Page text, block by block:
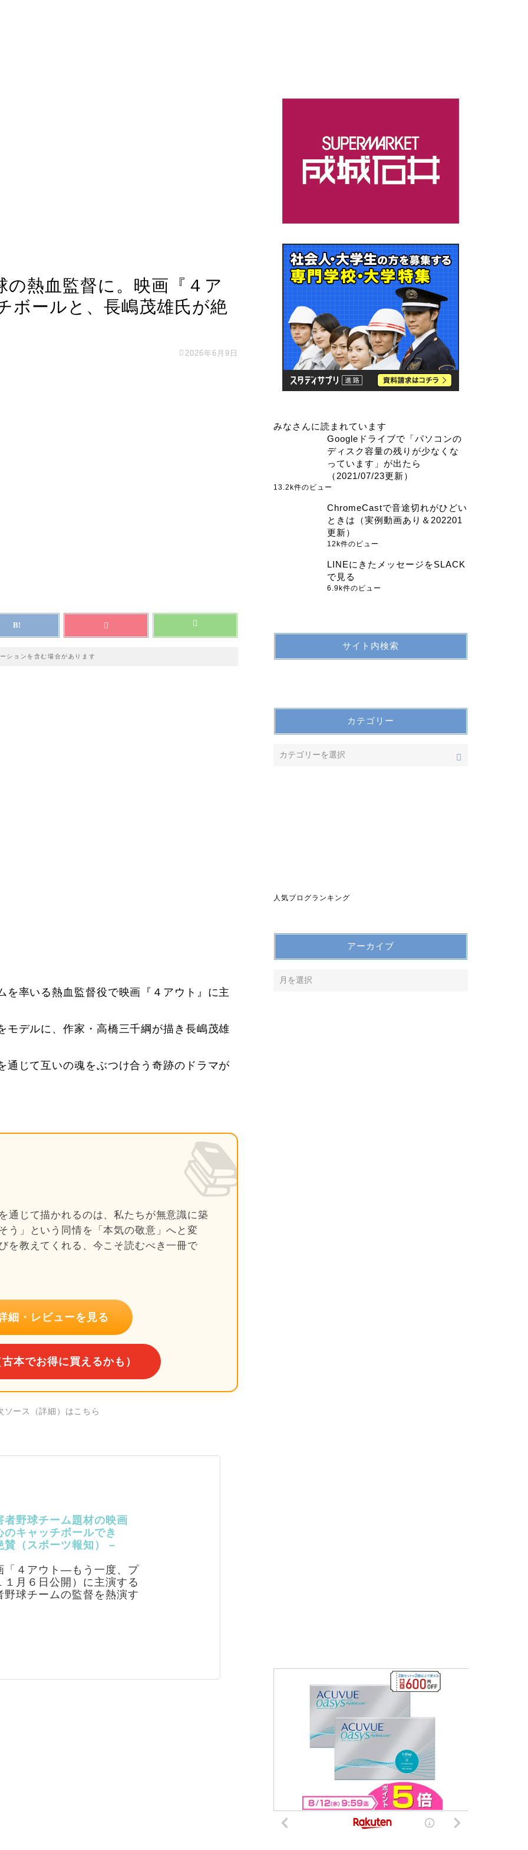
熱血監督に。映画『４ア
ボールと、長嶋茂雄氏が絶
2026年6月9日
ションを含む場合があります
を率いる熱血監督役で映画『４アウト』に主
モデルに、作家・高橋三千綱が描き長嶋茂雄
通じて互いの魂をぶつけ合う奇跡のドラマが
📚
通じて描かれるのは、私たちが無意識に築
う」という同情を「本気の敬意」へと変
を教えてくれる、今こそ読むべき一冊で
細・レビューを見る
本でお得に買えるかも）
ソース（詳細）はこちら
野球チーム題材の映画
キャッチボールでき
（スポーツ報知） –
「４アウト―もう一度、プ
月６日公開）に主演する
球チームの監督を熱演す
みなさんに読まれています
Googleドライブで「パソコンの
ディスク容量の残りが少なくな
っています」が出たら
（2021/07/23更新）
13.2k件のビュー
ChromeCastで音途切れがひどい
ときは（実例動画あり＆202201
更新）
12k件のビュー
LINEにきたメッセージをSLACK
で見る
6.9k件のビュー
サイト内検索
カテゴリー
人気ブログランキング
アーカイブ